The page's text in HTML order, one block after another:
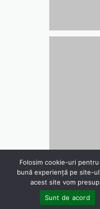
Folosim cookie-uri
bună experiență pe site-
acest site vom
Sunt de acord